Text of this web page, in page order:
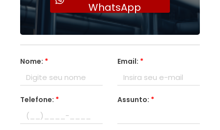
WhatsApp
Nome: * Email: *
Telefone: * Assunto: *